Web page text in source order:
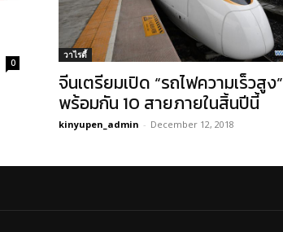
0
วาไรตี้
จีนเตรียมเปิด “รถไฟความเร็วสูง”
พร้อมกัน 10 สายภายในสิ้นปีนี้
kinyupen_admin - December 12, 2018